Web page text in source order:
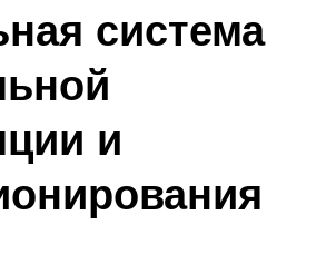
система
и